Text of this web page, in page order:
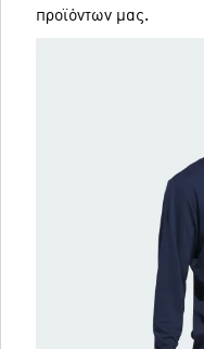
προϊόντων μας.